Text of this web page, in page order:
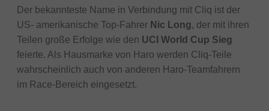
Der bekannteste Name in Verbindung mit Cliq ist der
US- amerikanische Top-Fahrer Nic Long, der mit ihren
Teilen große Erfolge wie den UCI World Cup Sieg
feierte. Als Hausmarke von Haro werden Cliq-Teile
wahrscheinlich auch von anderen Haro-Teamfahrern
im Race-Bereich eingesetzt.